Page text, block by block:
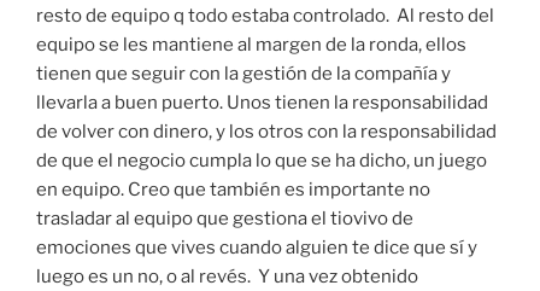
resto de equipo q todo estaba controlado. Al resto del
equipo se les mantiene al margen de la ronda, ellos
tienen que seguir con la gestión de la compañía y
llevarla a buen puerto. Unos tienen la responsabilidad
de volver con dinero, y los otros con la responsabilidad
de que el negocio cumpla lo que se ha dicho, un juego
en equipo. Creo que también es importante no
trasladar al equipo que gestiona el tiovivo de
emociones que vives cuando alguien te dice que sí y
luego es un no, o al revés. Y una vez obtenido